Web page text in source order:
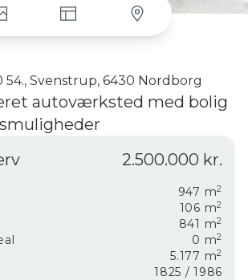
Svenstrup, 6430 Nordborg
autoværksted med bolig
forretning, med et fuldt
udbydes nu en sjælden
bolig og
samlet på én ejendom.
et veletableret og fuldt
klar til drift fra dag
2.500.000 kr.
947 m2
106 m2
841 m2
0 m2
5.177 m2
1825 / 1986